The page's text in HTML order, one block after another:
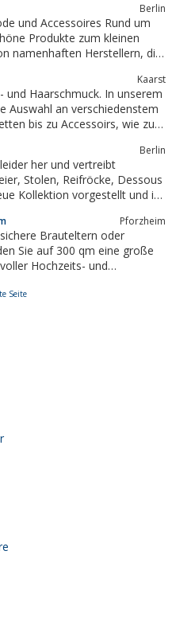
und die neueste Mode.Berlin
Produkte zum kleinen
Herstellern, die
Kaarst
Haarschmuck. In unserem
Auswahl an verschiedenstem
zuverlässige Lieferung
Berlin
her und vertreibt
Kollektion vorgestellt und im
erhältlich ist. Auf der Website
Pforzheim
Sie auf 300 qm eine große
Hochzeits- und
Seite